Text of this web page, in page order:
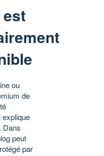
ou
de
explique
Dans
peut
par